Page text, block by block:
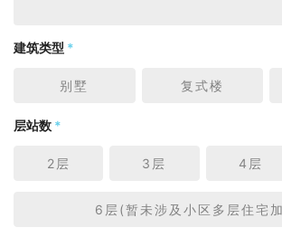
建筑类型 *
别墅 复式楼
层站数 *
2层 3层 4层
6层(暂未涉及小区多层住宅